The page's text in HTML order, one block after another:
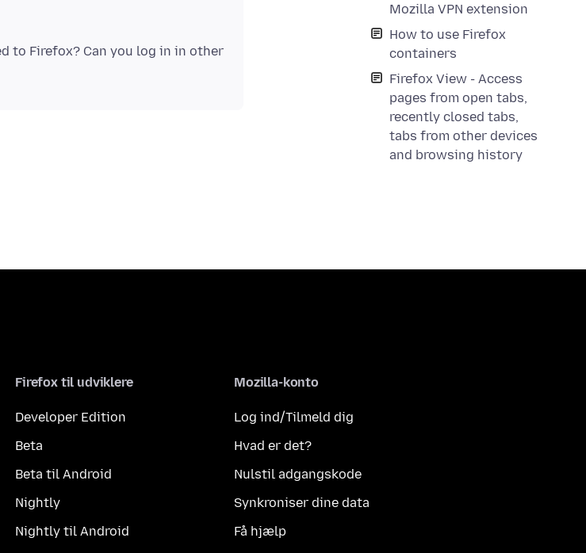
Mozilla VPN extension
How to use Firefox
containers
Firefox View - Access
pages from open tabs,
recently closed tabs,
tabs from other devices
and browsing history
to Firefox? Can you log in in other
Firefox til udviklere
Developer Edition
Beta
Beta til Android
Nightly
Nightly til Android
Mozilla-konto
Log ind/Tilmeld dig
Hvad er det?
Nulstil adgangskode
Synkroniser dine data
Få hjælp